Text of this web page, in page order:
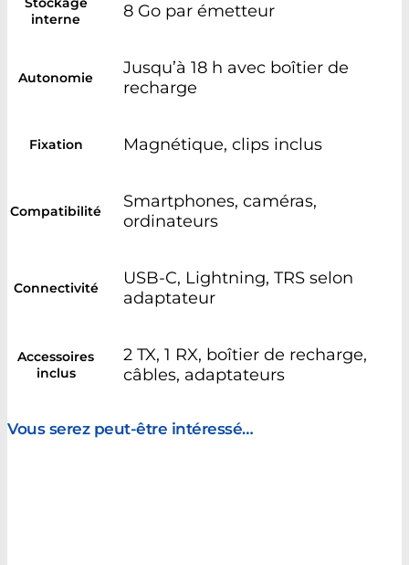
interne
8 Go par émetteur
Autonomie
Jusqu’à 18 h avec boîtier de
recharge
Fixation Magnétique, clips inclus
Compatibilité
Smartphones, caméras,
ordinateurs
Connectivité
USB-C, Lightning, TRS selon
adaptateur
Accessoires
inclus
2 TX, 1 RX, boîtier de recharge,
câbles, adaptateurs
Vous serez peut-être intéressé…